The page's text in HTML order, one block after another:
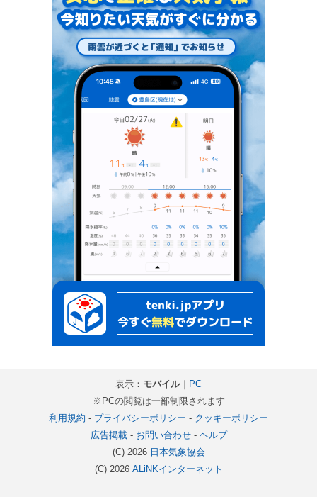
表示： モバイル｜ PC
※PCの閲覧は一部制限されます
利用規約 - プライバシーポリシー - クッキーポリシー
広告掲載- お問い合わせ- ヘルプ
(C) 2026 日本気象協会
(C) 2026 ALiNKインターネット